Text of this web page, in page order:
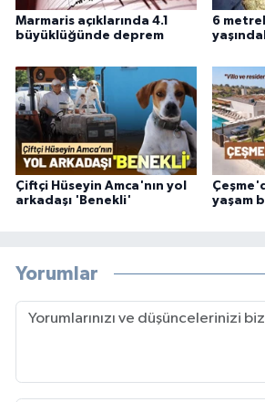
Marmaris açıklarında 4.1
büyüklüğünde deprem
6
Çiftçi Hüseyin Amca'nın yol
arkadaşı 'Benekli'
yaşam
Yorumlar